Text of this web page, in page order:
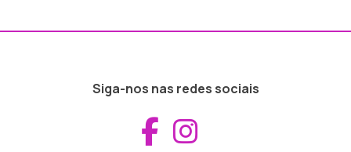
Siga-nos nas redes sociais
Aceder ao